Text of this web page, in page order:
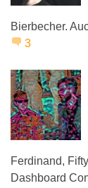
Bierbecher.
3
Ferdinand,
Dashboard